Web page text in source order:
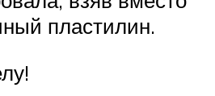
пластилин.